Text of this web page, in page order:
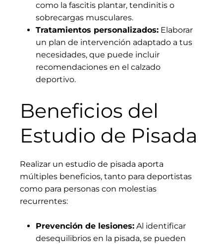
como la fascitis plantar, tendinitis o
sobrecargas musculares.
Tratamientos personalizados: Elaborar
un plan de intervención adaptado a tus
necesidades, que puede incluir
recomendaciones en el calzado
deportivo.
Beneficios del
Estudio de Pisada
Realizar un estudio de pisada aporta
múltiples beneficios, tanto para deportistas
como para personas con molestias
recurrentes:
Prevención de lesiones: Al identificar
desequilibrios en la pisada, se pueden